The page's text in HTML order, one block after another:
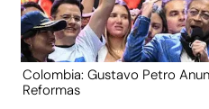
Colombia: Gustavo Petro
Reformas